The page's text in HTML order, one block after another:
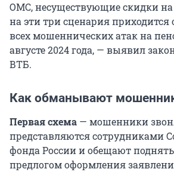
ОМС, несуществующие скидки
на эти три сценария
всех мошеннических атак на
августе 2024 года, — выявил
ВТБ.
Как обманывают
Первая схема — мошенники
представляются сотрудниками
фонда России и обещают
предлогом оформления